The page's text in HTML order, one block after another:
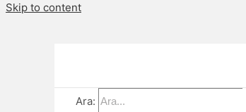
Skip to content
Ara: